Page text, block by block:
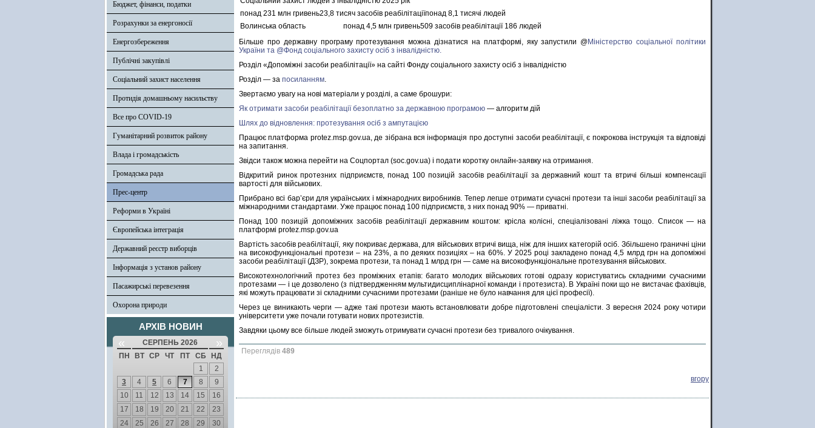
Бюджет, фінанси, податки
Розрахунки за енергоносії
Енергозбереження
Публічні закупівлі
Соціальний захист населення
Протидія домашньому насильству
Все про COVID-19
Гуманітарний розвиток району
Влада і громадськість
Громадська рада
Прес-центр
Реформи в Україні
Європейська інтеграція
Державний реєстр виборців
Інформація з установ району
Пасажирські перевезення
Охорона природи
АРХІВ НОВИН
« СЕРПЕНЬ 2026 »
ПН ВТ СР ЧТ ПТ СБ
НД
1
2
3
4 5 6 7 8
9
10
11 12 13 14 15
16
17
18 19 20 21 22
23
24
25 26 27 28 29
30
понад 231 млн гривень23,8 тисяч засобів реабілітаціїпонад 8,1 тисячі людей
Волинська область
понад 4,5 млн гривень509 засобів реабілітації 186 людей
Більше про державну програму протезування можна дізнатися на платформі, яку запустили @Міністерство соціальної політики
України та @Фонд соціального захисту осіб з інвалідністю.
Розділ «Допоміжні засоби реабілітації» на сайті Фонду соціального захисту осіб з інвалідністю
Розділ — за посиланням.
Звертаємо увагу на нові матеріали у розділі, а саме брошури:
Як отримати засоби реабілітації безоплатно за державною програмою — алгоритм дій
Шлях до відновлення: протезування осіб з ампутацією
Працює платформа protez.msp.gov.ua, де зібрана вся інформація про доступні засоби реабілітації, є покрокова інструкція та відповіді
на запитання.
Звідси також можна перейти на Соцпортал (soc.gov.ua) і подати коротку онлайн-заявку на отримання.
Відкритий ринок протезних підприємств, понад 100 позицій засобів реабілітації за державний кошт та втричі більші компенсації
вартості для військових.
Прибрано всі бар’єри для українських і міжнародних виробників. Тепер легше отримати сучасні протези та інші засоби реабілітації за
міжнародними стандартами. Уже працює понад 100 підприємств, з них понад 90% — приватні.
Понад 100 позицій допоміжних засобів реабілітації державним коштом: крісла колісні, спеціалізовані ліжка тощо. Список — на
платформі protez.msp.gov.ua
Вартість засобів реабілітації, яку покриває держава, для військових втричі вища, ніж для інших категорій осіб. Збільшено граничні ціни
на високофункціональні протези – на 23%, а по деяких позиціях – на 60%. У 2025 році закладено понад 4,5 млрд грн на допоміжні
засоби реабілітації (ДЗР), зокрема протези, та понад 1 млрд грн — саме на високофункціональне протезування військових.
Високотехнологічний протез без проміжних етапів: багато молодих військових готові одразу користуватись складними сучасними
протезами — і це дозволено (з підтвердженням мультидисциплінарної команди і протезиста). В Україні поки що не вистачає фахівців,
які можуть працювати зі складними сучасними протезами (раніше не було навчання для цієї професії).
Через це виникають черги — адже такі протези мають встановлювати добре підготовлені спеціалісти. З вересня 2024 року чотири
університети уже почали готувати нових протезистів.
Завдяки цьому все більше людей зможуть отримувати сучасні протези без тривалого очікування.
Переглядів 489
вгору